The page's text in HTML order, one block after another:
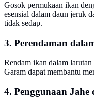
Gosok permukaan ikan
esensial dalam daun jeruk
tidak sedap.
3. Perendaman
Rendam ikan dalam larutan
Garam dapat membantu
4. Penggunaan